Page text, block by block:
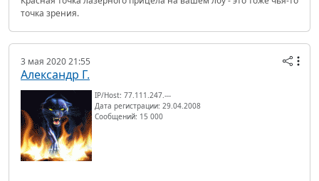
точка зрения.
3 мая 2020 21:55
Александр Г.
IP/Host: 77.111.247.---
Дата регистрации: 29.04.2008
Сообщений: 15 000